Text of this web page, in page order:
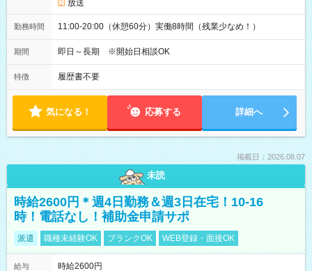
放送
勤務時間 11:00-20:00（休憩60分）実働8時間（残業少なめ！）
期間 即日～長期 ※開始日相談OK
特徴 履歴書不要
気になる！ 応募する 詳細へ
掲載日：2026.08.07
未読
時給2600円＊週4日勤務＆週3日在宅！10-16
時！電話なし！補助金申請サポ
派遣 職種未経験OK ブランクOK WEB登録・面接OK
給与 時給2600円